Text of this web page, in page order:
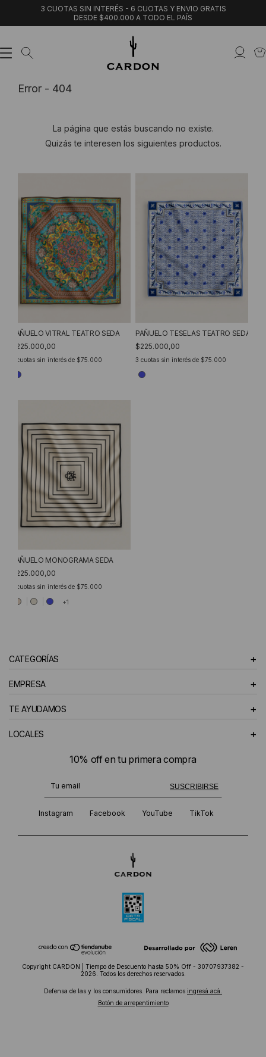
3 CUOTAS SIN INTERÉS - 6 CUOTAS Y ENVIO GRATIS
DESDE $400.000 A TODO EL PAÍS
Error - 404
La página que estás buscando no existe.
Quizás te interesen los siguientes productos.
PAÑUELO VITRAL TEATRO SEDA
$225.000,00
cuotas sin interés de $75.000
PAÑUELO TESELAS TEATRO SEDA
$225.000,00
3 cuotas sin interés de $75.000
PAÑUELO MONOGRAMA SEDA
$225.000,00
cuotas sin interés de $75.000
+1
CATEGORÍAS +
EMPRESA +
TE AYUDAMOS +
LOCALES +
10% off en tu primera compra
SUSCRIBIRSE
¡Te suscribiste exitosamente!
Instagram Facebook YouTube TikTok
Copyright CARDON | Tiempo de Descuento hasta 50% Off - 30707937382 -
2026. Todos los derechos reservados.
Defensa de las y los consumidores. Para reclamos ingresá acá.
Botón de arrepentimiento